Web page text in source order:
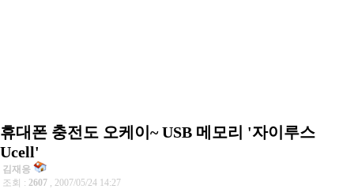
휴대폰 충전도 오케이~ USB 메모리 '자이루스
Ucell'
김재응
조회 : 2607 , 2007/05/24 14:27